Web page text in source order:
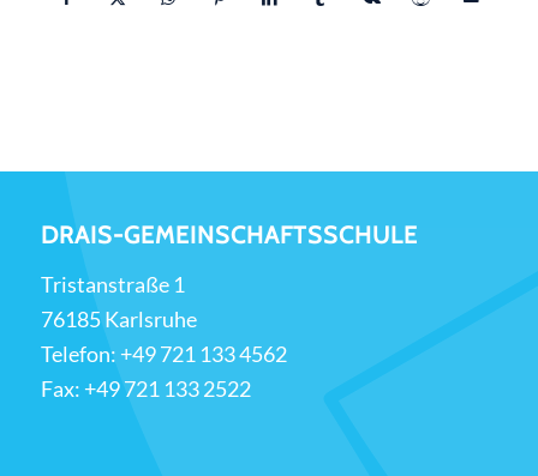
DRAIS-GEMEINSCHAFTSSCHULE
Tristanstraße 1
76185 Karlsruhe
Telefon: +49 721 133 4562
Fax: +49 721 133 2522